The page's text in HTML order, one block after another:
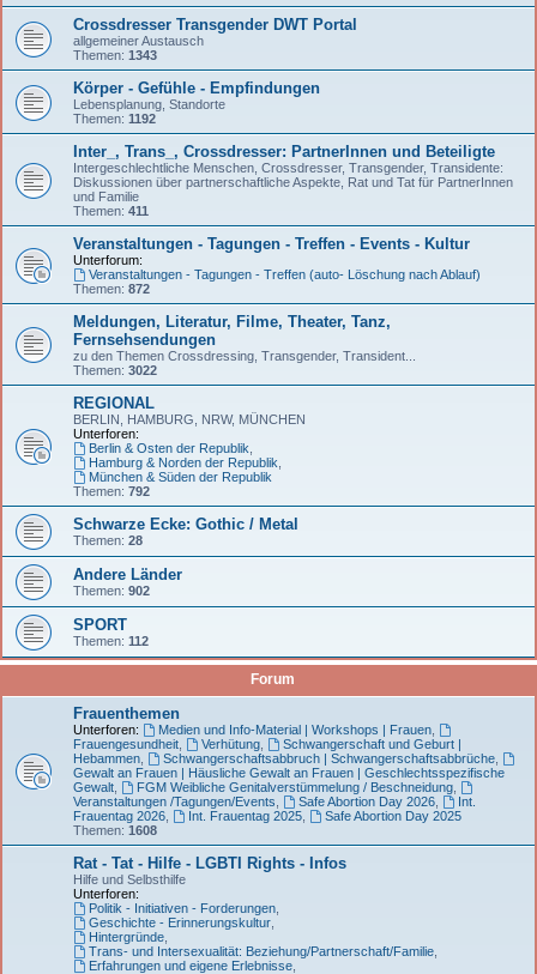
Crossdresser Transgender DWT Portal
allgemeiner Austausch
Themen: 1343
Körper - Gefühle - Empfindungen
Lebensplanung, Standorte
Themen: 1192
Inter_, Trans_, Crossdresser: PartnerInnen und Beteiligte
Intergeschlechtliche Menschen, Crossdresser, Transgender, Transidente:
Diskussionen über partnerschaftliche Aspekte, Rat und Tat für PartnerInnen
und Familie
Themen: 411
Veranstaltungen - Tagungen - Treffen - Events - Kultur
Unterforum:
Veranstaltungen - Tagungen - Treffen (auto- Löschung nach Ablauf)
Themen: 872
Meldungen, Literatur, Filme, Theater, Tanz,
Fernsehsendungen
zu den Themen Crossdressing, Transgender, Transident...
Themen: 3022
REGIONAL
BERLIN, HAMBURG, NRW, MÜNCHEN
Unterforen:
Berlin & Osten der Republik
Hamburg & Norden der Republik
München & Süden der Republik
Themen: 792
Schwarze Ecke: Gothic / Metal
Themen: 28
Andere Länder
Themen: 902
SPORT
Themen: 112
Forum
Frauenthemen
Unterforen: Medien und Info-Material | Workshops | Frauen,
Frauengesundheit
Verhütung,
Schwangerschaft und Geburt |
Hebammen
Schwangerschaftsabbruch | Schwangerschaftsabbrüche,
Gewalt an Frauen | Häusliche Gewalt an Frauen | Geschlechtsspezifische
Gewalt
FGM Weibliche Genitalverstümmelung / Beschneidung,
Veranstaltungen /Tagungen/Events
Safe Abortion Day 2026,
Int.
Frauentag 2026
Int. Frauentag 2025,
Safe Abortion Day 2025
Themen: 1608
Rat - Tat - Hilfe - LGBTI Rights - Infos
Hilfe und Selbsthilfe
Unterforen:
Politik - Initiativen - Forderungen,
Geschichte - Erinnerungskultur,
Hintergründe,
Trans- und Intersexualität: Beziehung/Partnerschaft/Familie,
Erfahrungen und eigene Erlebnisse,